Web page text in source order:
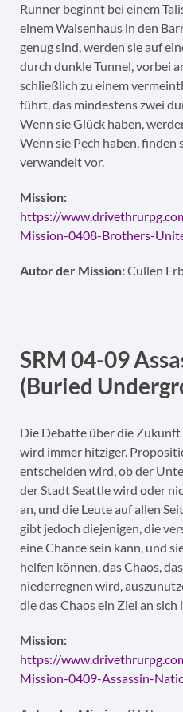
Runner beginnt bei einem
einem Waisenhaus in den
genug sind, werden sie auf
durch dunkle Tunnel, vorbei
schließlich zu einem
führt, das mindestens zwei
Wenn sie Glück haben,
Wenn sie Pech haben, finden
verwandelt vor.
Mission:
https://
Mission-0408-Brothers-
Autor der Mission:Cullen
SRM 04-09
(Buried
Die Debatte über die
wird immer hitziger.
entscheiden wird, ob der
der Stadt Seattle wird oder
an, und die Leute auf allen
gibt jedoch diejenigen, die
eine Chance sein kann, und
helfen können, das Chaos,
niederregnen wird,
die das Chaos ein Ziel an sich
Mission:
https://
Mission-0409-Assassin-